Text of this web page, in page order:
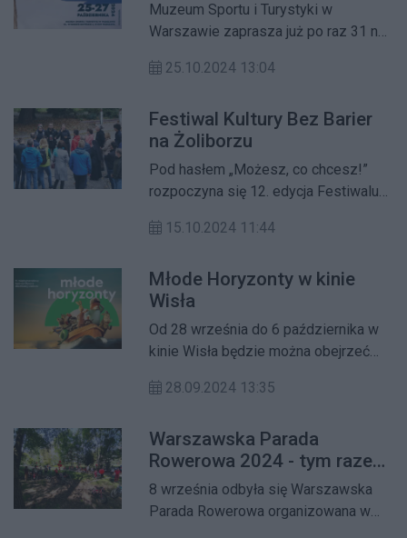
Muzeum Sportu i Turystyki w
Warszawie zaprasza już po raz 31 na
Rutkiewicz. Festiwal odbędzie się w
siedzibie muzeum.
25.10.2024 13:04
Festiwal Kultury Bez Barier
na Żoliborzu
Pod hasłem „Możesz, co chcesz!”
rozpoczyna się 12. edycja Festiwalu
święto różnorodności, które dowodzi,
każdego. Festiwalowe wydarzenia
odbędą się również na Żoliborzu, m.in.
w Muzeum Historii Polski.
15.10.2024 11:44
Młode Horyzonty w kinie
Wisła
Od 28 września do 6 października w
kinie Wisła będzie można obejrzeć
Międzynarodowego Festiwalu Młode
28.09.2024 13:35
Warszawska Parada
Rowerowa 2024 - tym razem
z Żoliborza na Wolę
8 września odbyła się Warszawska
Parada Rowerowa organizowana w